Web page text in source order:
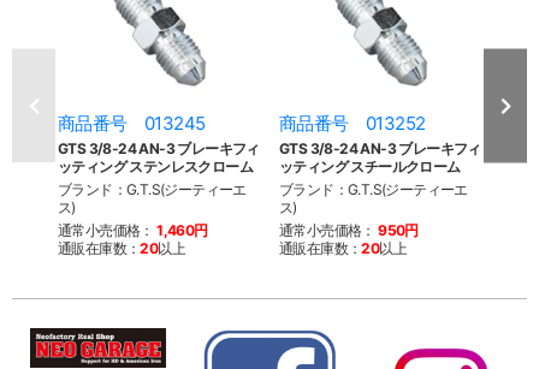
商品番号 013245
GTS 3/8-24 AN-3 ブレーキフィ
ッティング ステンレスクローム
ブランド：G.T.S(ジーティーエ
ス)
通常小売価格： 1,460円
通販在庫数：20以上
商品番号 013252
GTS 3/8-24 AN-3 ブレーキフィ
ッティング スチールクローム
ブランド：G.T.S(ジーティーエ
ス)
通常小売価格： 950円
通販在庫数：20以上
ッド